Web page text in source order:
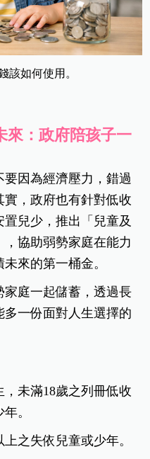
該如何使用。
來：政府陪孩子一
因為經濟壓力，錯過
，政府也有針對低收
兒少，推出「兒童及
協助弱勢家庭在能力
來的第一桶金。
庭一起儲蓄，透過長
一份面對人生選擇的
，未滿18歲之列冊低收
。
之失依兒童或少年。